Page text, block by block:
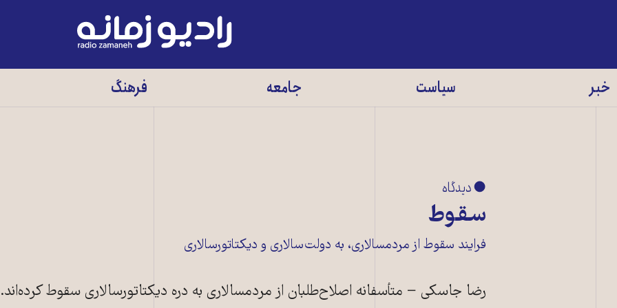
رادیو
زمانه
خبر سیاست جامعه فرهنگ
● دیدگاه
سقوط
فرایند سقوط از مردمسالاری، به دولت‌سالاری و دیکتاتورسالاری
رضا جاسکی − متأسفانه اصلاح‌طلبان از مردمسالاری به دره دیکتاتورسالاری سقوط کرده‌اند.